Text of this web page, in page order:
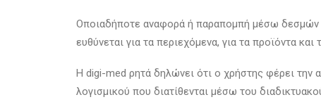
Οποιαδήποτε αναφορά ή παραπομπή μέσω δεσμών
ευθύνεται για τα περιεχόμενα, για τα προϊόντα
Η digi-med ρητά δηλώνει ότι ο χρήστης φέρει την
λογισμικού που διατίθενται μέσω του